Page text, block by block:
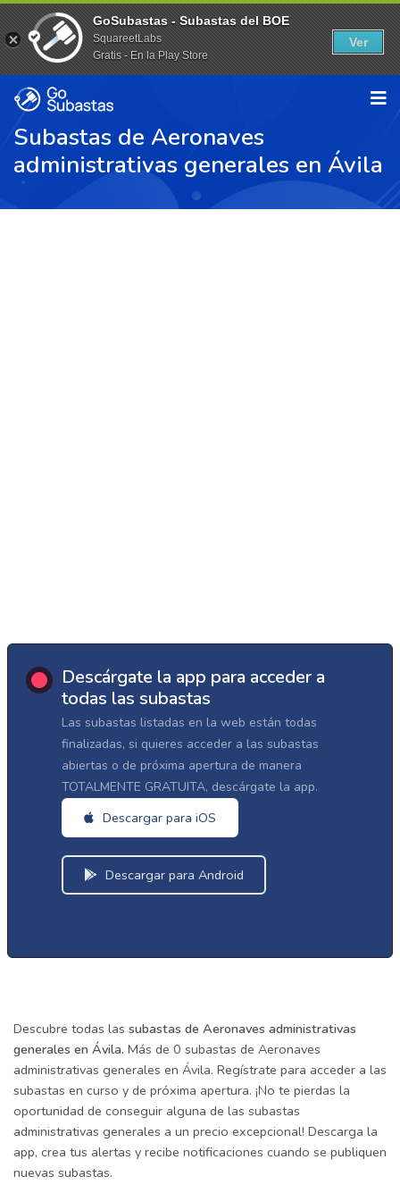
Subastas de Aeronaves
administrativas generales en Ávila
Descárgate la app para acceder a
todas las subastas
Las subastas listadas en la web están todas
finalizadas, si quieres acceder a las subastas
abiertas o de próxima apertura de manera
TOTALMENTE GRATUITA, descárgate la app.
Descargar para iOS
Descargar para Android
Descubre todas las subastas de Aeronaves administrativas
generales en Ávila. Más de 0 subastas de Aeronaves
administrativas generales en Ávila. Regístrate para acceder a las
subastas en curso y de próxima apertura. ¡No te pierdas la
oportunidad de conseguir alguna de las subastas
administrativas generales a un precio excepcional! Descarga la
app, crea tus alertas y recibe notificaciones cuando se publiquen
nuevas subastas.
GoSubastas - Subastas del BOE
SquareetLabs
Gratis - En la Play Store
Ver